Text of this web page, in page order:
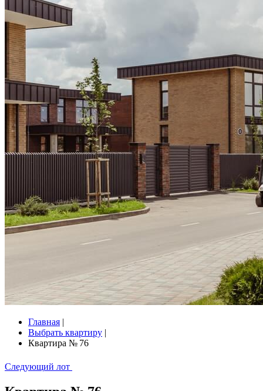
Главная |
Выбрать квартиру |
Квартира № 76
Следующий лот